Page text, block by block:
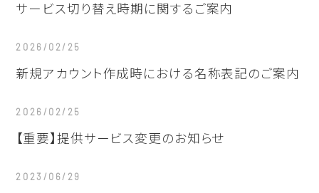
サービス切り替え時期に関するご案内
2026/02/25
新規アカウント作成時における名称表記のご案内
2026/02/25
【重要】提供サービス変更のお知らせ
2023/06/29